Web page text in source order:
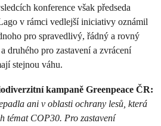
konference však předseda
v rámci vedlejší iniciativy oznámil
pro spravedlivý, řádný a rovný
druhého pro zastavení a zvrácení
stejnou váhu.
kampaně Greenpeace ČR:
ani v oblasti ochrany lesů, která
témat COP30. Pro zastavení